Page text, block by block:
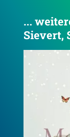
...
Sievert,